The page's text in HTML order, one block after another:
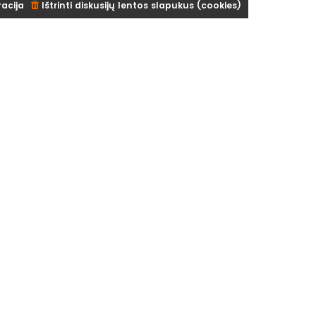
Ištrinti diskusijų lentos slapukus (cookies)